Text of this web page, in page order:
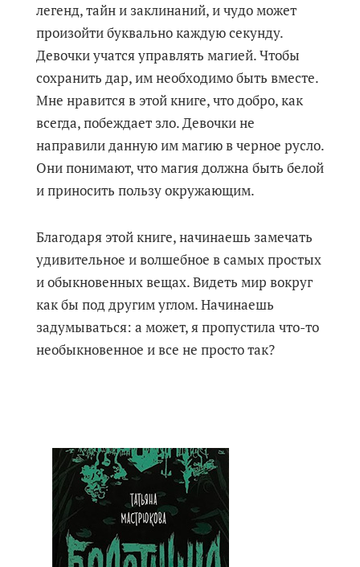
легенд, тайн и заклинаний, и чудо может
произойти буквально каждую секунду.
Девочки учатся управлять магией. Чтобы
сохранить дар, им необходимо быть вместе.
Мне нравится в этой книге, что добро, как
всегда, побеждает зло. Девочки не
направили данную им магию в черное русло.
Они понимают, что магия должна быть белой
и приносить пользу окружающим.
Благодаря этой книге, начинаешь замечать
удивительное и волшебное в самых простых
и обыкновенных вещах. Видеть мир вокруг
как бы под другим углом. Начинаешь
задумываться: а может, я пропустила что-то
необыкновенное и все не просто так?